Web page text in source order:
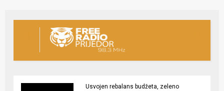
Usvojen rebalans budžeta, zeleno